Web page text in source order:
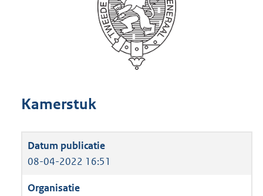
Kamerstuk
08-04-2022 16:51